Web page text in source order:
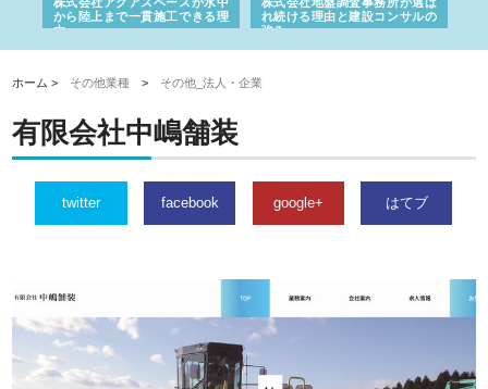
から陸上まで一貫施工できる理
れ続ける理由と建設コンサルの
強み
スリリー
ホーム > その他業種 > その他_法人・企業
有限会社中嶋舗装
twitter facebook google+ はてブ